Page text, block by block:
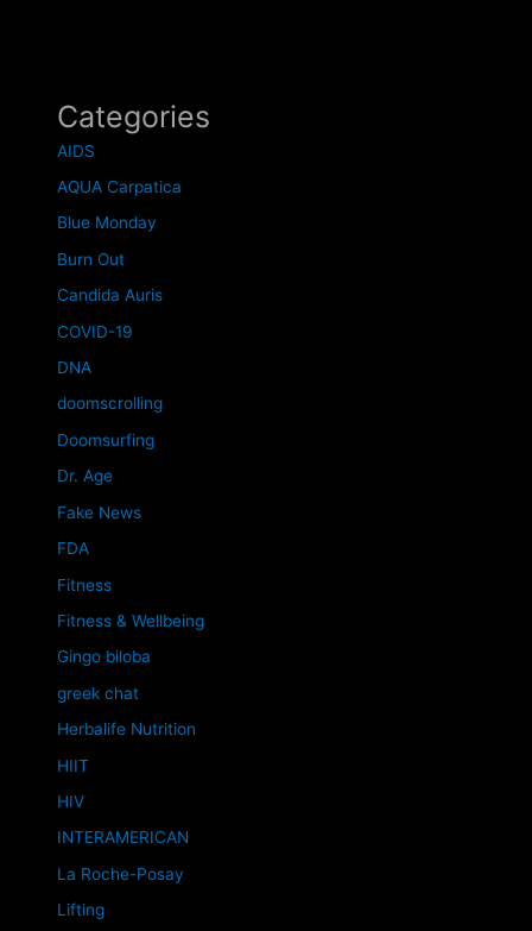
Categories
AIDS
AQUA Carpatica
Blue Monday
Burn Out
Candida Auris
COVID-19
DNA
doomscrolling
Doomsurfing
Dr. Age
Fake News
FDA
Fitness
Fitness & Wellbeing
Gingo biloba
greek chat
Herbalife Nutrition
HIIT
HIV
INTERAMERICAN
La Roche-Posay
Lifting